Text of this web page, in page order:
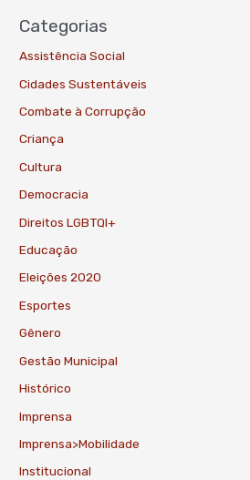
Categorias
Assistência Social
Cidades Sustentáveis
Combate à Corrupção
Criança
Cultura
Democracia
Direitos LGBTQI+
Educação
Eleições 2020
Esportes
Gênero
Gestão Municipal
Histórico
Imprensa
Imprensa>Mobilidade
Institucional